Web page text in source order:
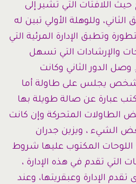
اللافتات التي تشير إلى
وللوهلة الأولي تبين له
وتطبق الإدارة المرئية التي
والإرشادات التي تسهل
وصل الدور الثاني وكانت
شخص يجلس على طاولة أما
عبارة عن صالة طويلة بها
المتحركة وإن كانت
الشيء ، ويزين جدران
اللوحات المكتوب عليها شروط
التي تقدم في هذه الإدارة ،
الإدارة وعبقريتها، وعند